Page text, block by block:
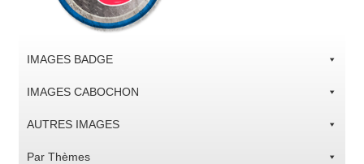
IMAGES BADGE
IMAGES CABOCHON
AUTRES IMAGES
Par Thèmes